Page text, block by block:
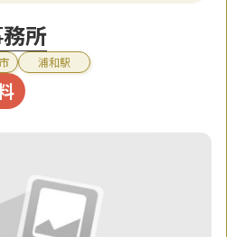
所
浦和駅